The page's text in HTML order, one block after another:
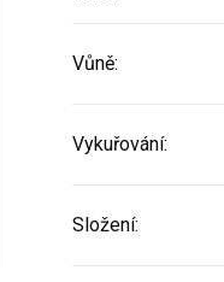
Vůně:
Vykuřování:
Složení: